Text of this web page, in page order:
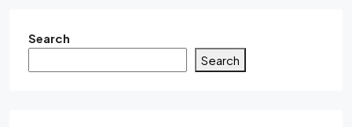
Search
Search